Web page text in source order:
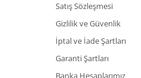
Satış Sözleşmesi
Gizlilik ve Güvenlik
İptal ve İade Şartları
Garanti Şartları
Banka Hesaplarımız